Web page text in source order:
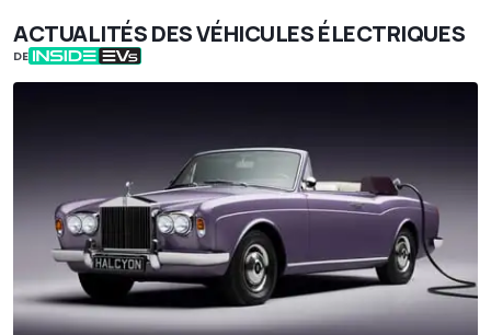
ACTUALITÉS DES VÉHICULES ÉLECTRIQUES
DE